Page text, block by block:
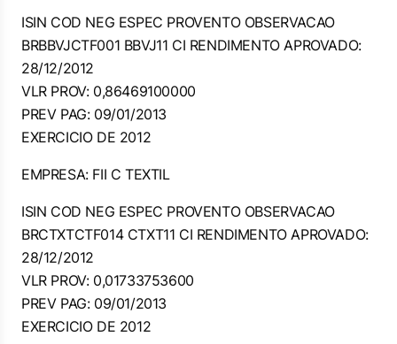
ISIN COD NEG ESPEC PROVENTO OBSERVACAO
BRBBVJCTF001 BBVJ11 CI RENDIMENTO APROVADO:
28/12/2012
VLR PROV: 0,86469100000
PREV PAG: 09/01/2013
EXERCICIO DE 2012
EMPRESA: FII C TEXTIL
ISIN COD NEG ESPEC PROVENTO OBSERVACAO
BRCTXTCTF014 CTXT11 CI RENDIMENTO APROVADO:
28/12/2012
VLR PROV: 0,01733753600
PREV PAG: 09/01/2013
EXERCICIO DE 2012